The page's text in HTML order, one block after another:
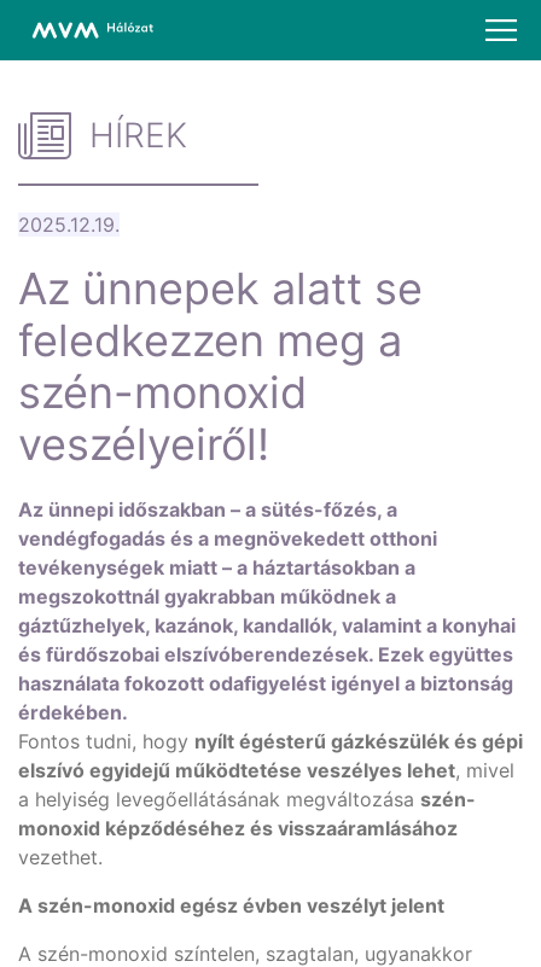
HÍREK
2025.12.19.
Az ünnepek alatt se
feledkezzen meg a
szén-monoxid
veszélyeiről!
Az ünnepi időszakban – a sütés-főzés, a
vendégfogadás és a megnövekedett otthoni
tevékenységek miatt – a háztartásokban a
megszokottnál gyakrabban működnek a
gáztűzhelyek, kazánok, kandallók, valamint a konyhai
és fürdőszobai elszívóberendezések. Ezek együttes
használata fokozott odafigyelést igényel a biztonság
érdekében.
Fontos tudni, hogy nyílt égésterű gázkészülék és gépi
elszívó egyidejű működtetése veszélyes lehet, mivel
a helyiség levegőellátásának megváltozása szén-
monoxid képződéséhez és visszaáramlásához
vezethet.
A szén-monoxid egész évben veszélyt jelent
A szén-monoxid színtelen, szagtalan, ugyanakkor